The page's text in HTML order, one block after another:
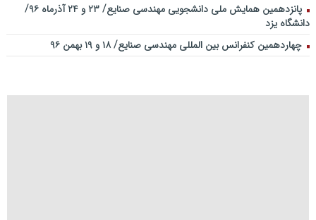
پانزدهمین همایش ملی دانشجویی مهندسی صنایع/ ۲۳ و ۲۴ آذرماه ۹۶/
دانشگاه یزد
چهاردهمین کنفرانس بین المللی مهندسی صنایع/ ۱۸ و ۱۹ بهمن ۹۶